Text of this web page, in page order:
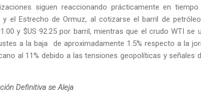
siguen reaccionando prácticamente en
y el Estrecho de Ormuz, al cotizarse el barril de
y $US 92.25 por barril, mientras que el crudo WTI se
a la baja de aproximadamente 1.5% respecto a la
al 11% debido a las tensiones geopolíticas y señales
Definitiva se Aleja